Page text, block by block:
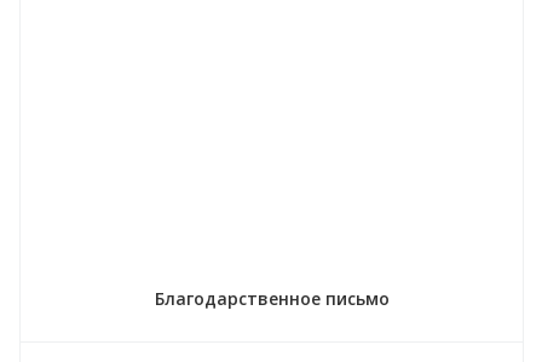
Благодарственное письмо